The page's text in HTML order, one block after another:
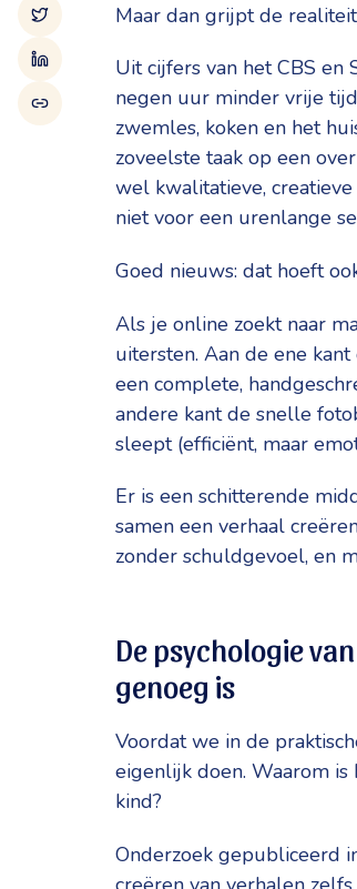
Maar dan grijpt de
Uit cijfers van het CBS
negen uur minder vrije
zwemles, koken en het
zoveelste taak op een
wel kwalitatieve,
niet voor een urenlange
Goed nieuws: dat hoeft
Als je online zoekt naar
uitersten. Aan de ene
een complete,
andere kant de snelle
sleept (efficiënt, maar
Er is een schitterende
samen een verhaal
zonder schuldgevoel, en
De psychologie
genoeg is
Voordat we in de
eigenlijk doen. Waarom
kind?
Onderzoek gepubliceerd